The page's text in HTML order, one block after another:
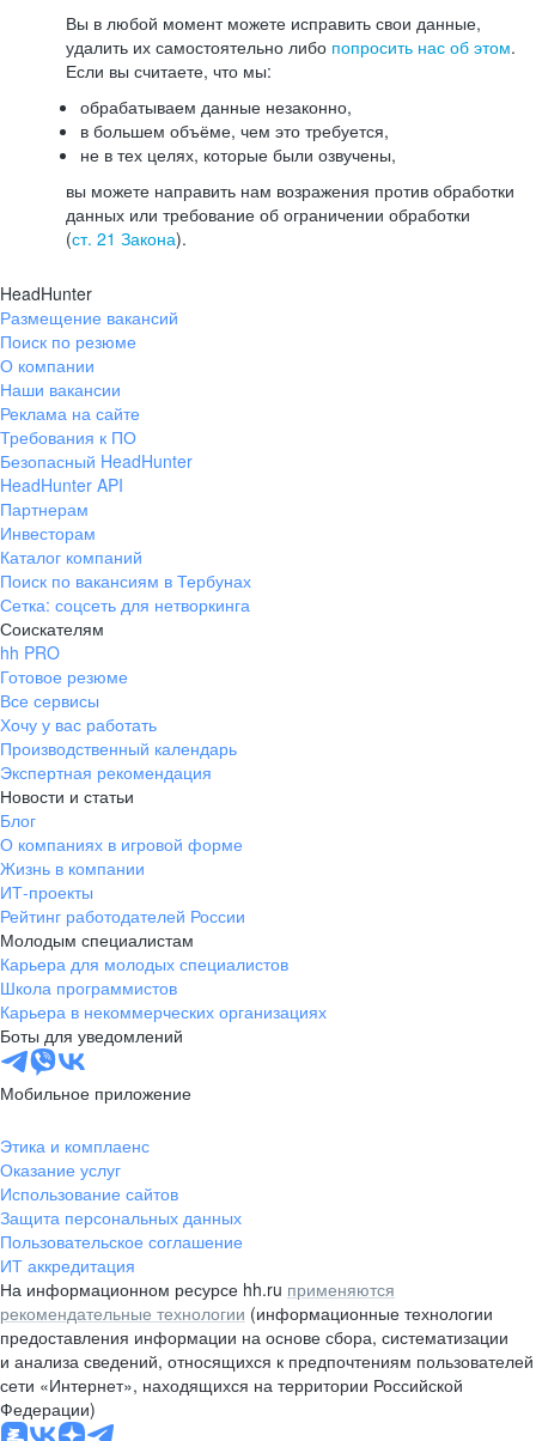
Вы в любой момент можете исправить свои данные,
удалить их самостоятельно либо попросить нас об этом.
Если вы считаете, что мы:
обрабатываем данные незаконно,
в большем объёме, чем это требуется,
не в тех целях, которые были озвучены,
вы можете направить нам возражения против обработки
данных или требование об ограничении обработки
(ст. 21 Закона).
HeadHunter
Размещение вакансий
Поиск по резюме
О компании
Наши вакансии
Реклама на сайте
Требования к ПО
Безопасный HeadHunter
HeadHunter API
Партнерам
Инвесторам
Каталог компаний
Поиск по вакансиям в Тербунах
Сетка: соцсеть для нетворкинга
Соискателям
hh PRO
Готовое резюме
Все сервисы
Хочу у вас работать
Производственный календарь
Экспертная рекомендация
Новости и статьи
Блог
О компаниях в игровой форме
Жизнь в компании
ИТ-проекты
Рейтинг работодателей России
Молодым специалистам
Карьера для молодых специалистов
Школа программистов
Карьера в некоммерческих организациях
Боты для уведомлений
Мобильное приложение
Этика и комплаенс
Оказание услуг
Использование сайтов
Защита персональных данных
Пользовательское соглашение
ИТ аккредитация
На информационном ресурсе hh.ru применяются
рекомендательные технологии (информационные технологии
предоставления информации на основе сбора, систематизации
и анализа сведений, относящихся к предпочтениям пользователей
сети «Интернет», находящихся на территории Российской
Федерации)